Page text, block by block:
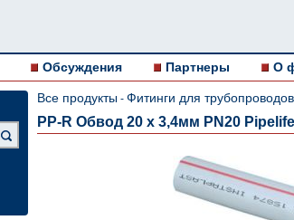
Обсуждения Партнеры О
Все продукты - Фитинги для трубопроводов
PP-R Обвод 20 x 3,4мм PN20 Pipelife